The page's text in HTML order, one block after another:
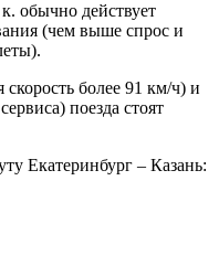
обычно действует
(чем выше спрос и
более 91 км/ч) и
поезда стоят
Екатеринбург – Казань: